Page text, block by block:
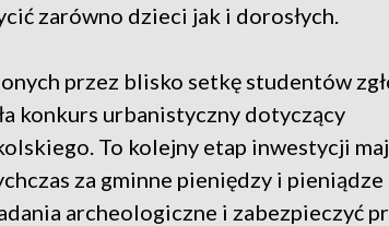
zarówno dzieci jak i dorosłych.
przez blisko setkę studentów
konkurs urbanistyczny dotyczący
To kolejny etap inwestycji
za gminne pieniędzy i
archeologiczne i zabezpieczyć